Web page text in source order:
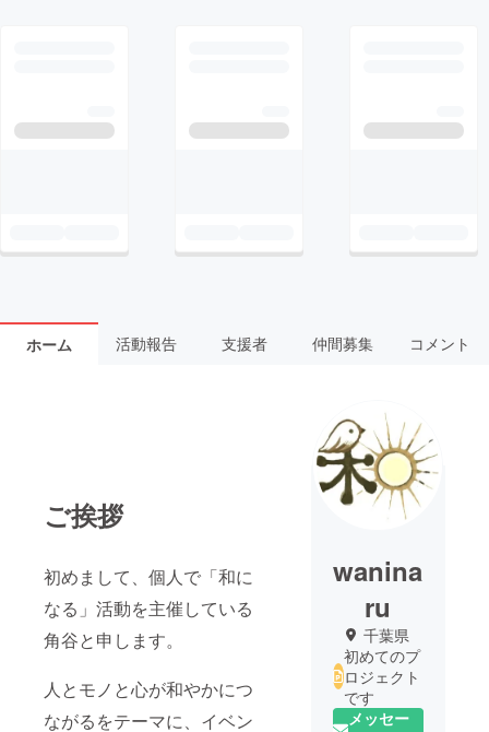
ホーム 活動報告 支援者 仲間募集 コメント
ご挨拶
初めまして、個人で「和に
なる」活動を主催している
角谷と申します。
人とモノと心が和やかにつ
ながるをテーマに、イベン
wanina
ru
千葉県
初めてのプ
ロジェクト
です
メッセー